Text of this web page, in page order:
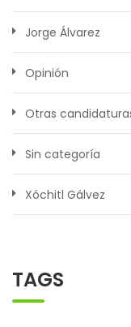
Jorge Álvarez
Opinión
Otras
Sin categoría
Xóchitl Gálvez
TAGS